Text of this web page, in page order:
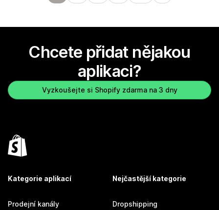
Chcete přidat nějakou
aplikaci?
Vyzkoušejte si Shopify zdarma na 3 dny
Kategorie aplikací
Prodejní kanály
Nejčastější kategorie
Dropshipping